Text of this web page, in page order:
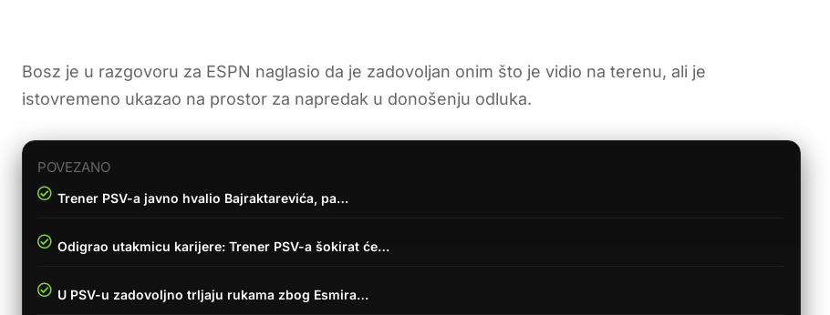
Bosz je u razgovoru za ESPN naglasio da je zadovoljan onim što je vidio na terenu, ali je
istovremeno ukazao na prostor za napredak u donošenju odluka.
POVEZANO
Trener PSV-a javno hvalio Bajraktarevića, pa…
Odigrao utakmicu karijere: Trener PSV-a šokirat će…
U PSV-u zadovoljno trljaju rukama zbog Esmira…